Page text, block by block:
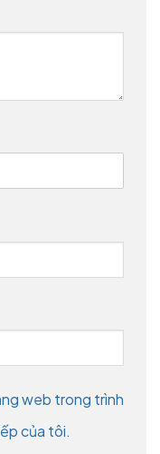
web trong trình
của tôi.